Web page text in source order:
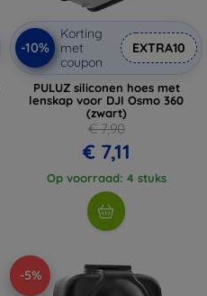
-10%
Korting
met
coupon
EXTRA10
PULUZ siliconen hoes met
lenskap voor DJI Osmo 360
(zwart)
€ 7,90
€ 7,11
Op voorraad: 4 stuks
-5%